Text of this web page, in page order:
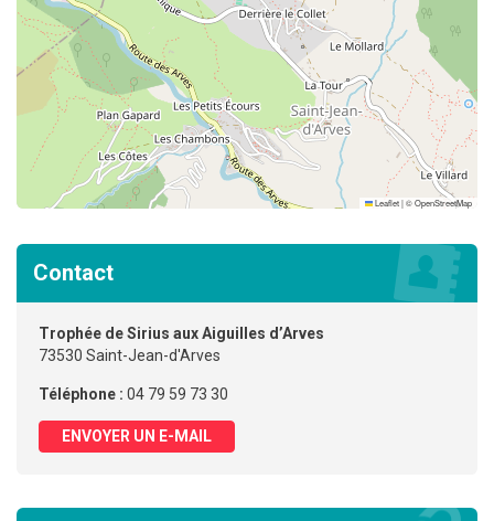
Leaflet|©OpenStreetMap
Contact
Trophée de Sirius aux Aiguilles d’Arves
73530 Saint-Jean-d'Arves
Téléphone : 04 79 59 73 30
ENVOYER UN E-MAIL